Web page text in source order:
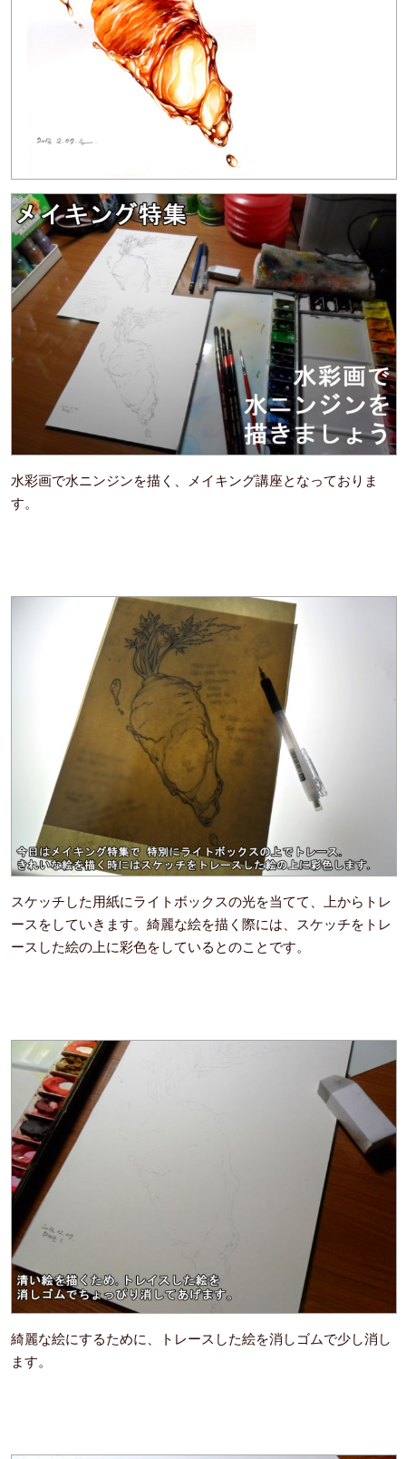
水彩画で水ニンジンを描く、メイキング講座となっておりま
す。
スケッチした用紙にライトボックスの光を当てて、上からトレ
ースをしていきます。綺麗な絵を描く際には、スケッチをトレ
ースした絵の上に彩色をしているとのことです。
綺麗な絵にするために、トレースした絵を消しゴムで少し消し
ます。